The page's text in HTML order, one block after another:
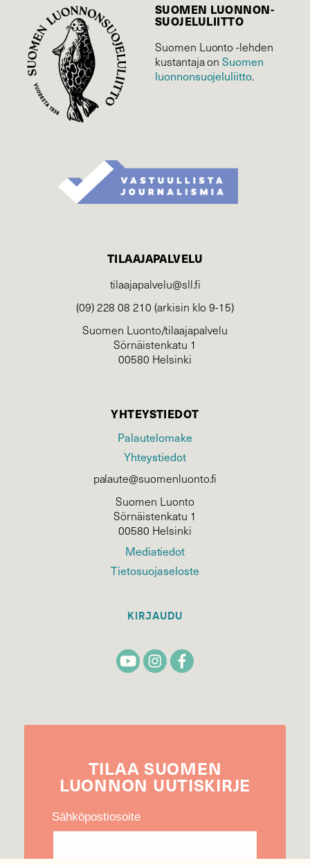
SUOMEN LUONNON­
SUOJELU­LIITTO
Suomen Luonto -lehden
kustantaja onSuomen
luonnonsuojelu­liitto.
TILAAJAPALVELU
tilaajapalvelu@sll.fi
(09) 228 08 210 (arkisin klo 9-15)
Suomen Luonto/tilaajapalvelu
Sörnäistenkatu 1
00580 Helsinki
YHTEYSTIEDOT
Palautelomake
Yhteystiedot
palaute@suomenluonto.fi
Suomen Luonto
Sörnäistenkatu 1
00580 Helsinki
Mediatiedot
Tietosuojaseloste
KIRJAUDU
TILAA SUOMEN
LUONNON UUTIS­KIRJE
Sähköpostiosoite